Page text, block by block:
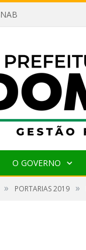
O GOVERNO
» PORTARIAS 2019 »